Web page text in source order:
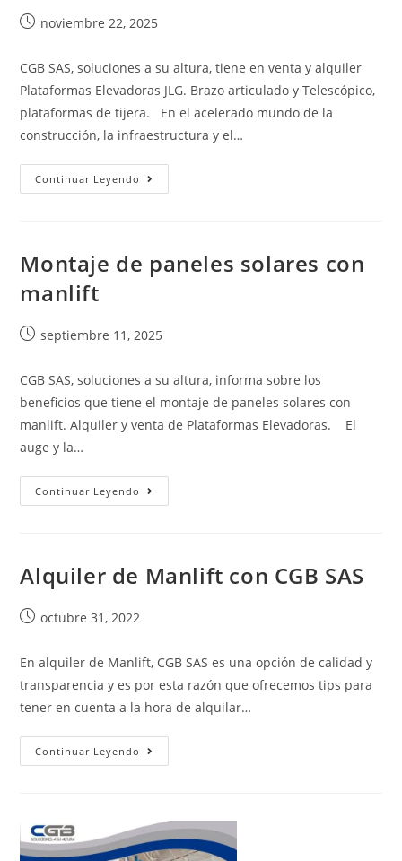
noviembre 22, 2025
CGB SAS, soluciones a su altura, tiene en venta y alquiler
Plataformas Elevadoras JLG. Brazo articulado y Telescópico,
plataformas de tijera. En el acelerado mundo de la
construcción, la infraestructura y el…
Continuar Leyendo
Montaje de paneles solares con
manlift
septiembre 11, 2025
CGB SAS, soluciones a su altura, informa sobre los
beneficios que tiene el montaje de paneles solares con
manlift. Alquiler y venta de Plataformas Elevadoras. El
auge y la…
Continuar Leyendo
Alquiler de Manlift con CGB SAS
octubre 31, 2022
En alquiler de Manlift, CGB SAS es una opción de calidad y
transparencia y es por esta razón que ofrecemos tips para
tener en cuenta a la hora de alquilar…
Continuar Leyendo